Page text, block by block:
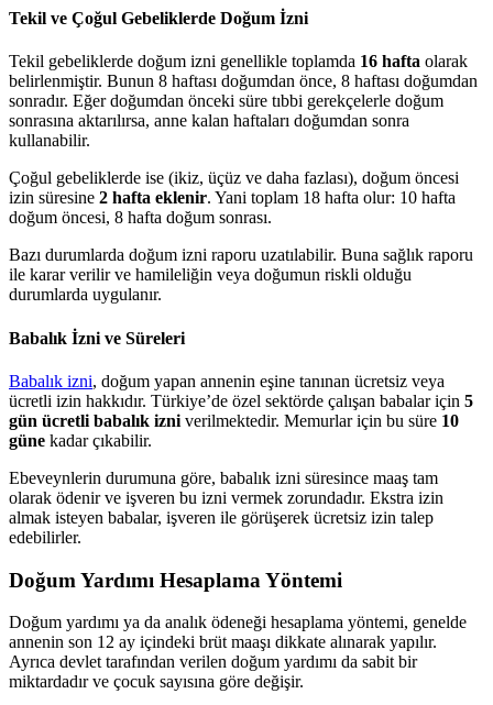
Tekil ve Çoğul Gebeliklerde Doğum İzni
Tekil gebeliklerde doğum izni genellikle toplamda 16 hafta olarak
belirlenmiştir. Bunun 8 haftası doğumdan önce, 8 haftası doğumdan
sonradır. Eğer doğumdan önceki süre tıbbi gerekçelerle doğum
sonrasına aktarılırsa, anne kalan haftaları doğumdan sonra
kullanabilir.
Çoğul gebeliklerde ise (ikiz, üçüz ve daha fazlası), doğum öncesi
izin süresine 2 hafta eklenir. Yani toplam 18 hafta olur: 10 hafta
doğum öncesi, 8 hafta doğum sonrası.
Bazı durumlarda doğum izni raporu uzatılabilir. Buna sağlık raporu
ile karar verilir ve hamileliğin veya doğumun riskli olduğu
durumlarda uygulanır.
Babalık İzni ve Süreleri
Babalık izni, doğum yapan annenin eşine tanınan ücretsiz veya
ücretli izin hakkıdır. Türkiye’de özel sektörde çalışan babalar için 5
gün ücretli babalık izni verilmektedir. Memurlar için bu süre 10
güne kadar çıkabilir.
Ebeveynlerin durumuna göre, babalık izni süresince maaş tam
olarak ödenir ve işveren bu izni vermek zorundadır. Ekstra izin
almak isteyen babalar, işveren ile görüşerek ücretsiz izin talep
edebilirler.
Doğum Yardımı Hesaplama Yöntemi
Doğum yardımı ya da analık ödeneği hesaplama yöntemi, genelde
annenin son 12 ay içindeki brüt maaşı dikkate alınarak yapılır.
Ayrıca devlet tarafından verilen doğum yardımı da sabit bir
miktardadır ve çocuk sayısına göre değişir.